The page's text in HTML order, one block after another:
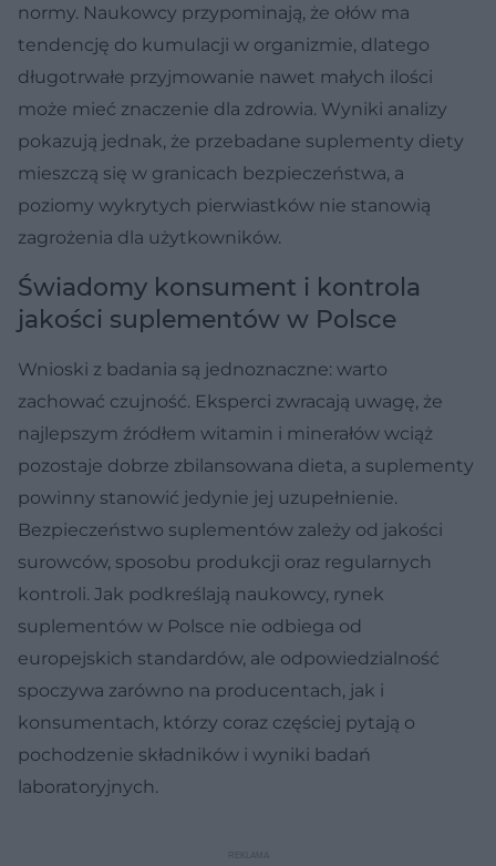
normy. Naukowcy przypominają, że ołów ma
tendencję do kumulacji w organizmie, dlatego
długotrwałe przyjmowanie nawet małych ilości
może mieć znaczenie dla zdrowia. Wyniki analizy
pokazują jednak, że przebadane suplementy diety
mieszczą się w granicach bezpieczeństwa, a
poziomy wykrytych pierwiastków nie stanowią
zagrożenia dla użytkowników.
Świadomy konsument i kontrola
jakości suplementów w Polsce
Wnioski z badania są jednoznaczne: warto
zachować czujność. Eksperci zwracają uwagę, że
najlepszym źródłem witamin i minerałów wciąż
pozostaje dobrze zbilansowana dieta, a suplementy
powinny stanowić jedynie jej uzupełnienie.
Bezpieczeństwo suplementów zależy od jakości
surowców, sposobu produkcji oraz regularnych
kontroli. Jak podkreślają naukowcy, rynek
suplementów w Polsce nie odbiega od
europejskich standardów, ale odpowiedzialność
spoczywa zarówno na producentach, jak i
konsumentach, którzy coraz częściej pytają o
pochodzenie składników i wyniki badań
laboratoryjnych.